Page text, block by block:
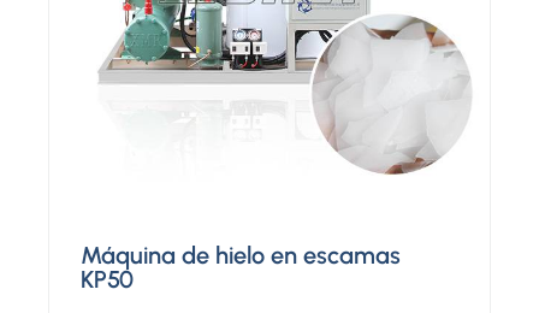
Máquina de hielo en escamas
KP50